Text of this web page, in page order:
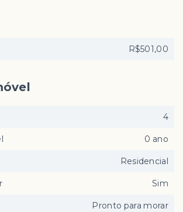
R$501,00
4
0 ano
Residencial
Sim
Pronto para morar